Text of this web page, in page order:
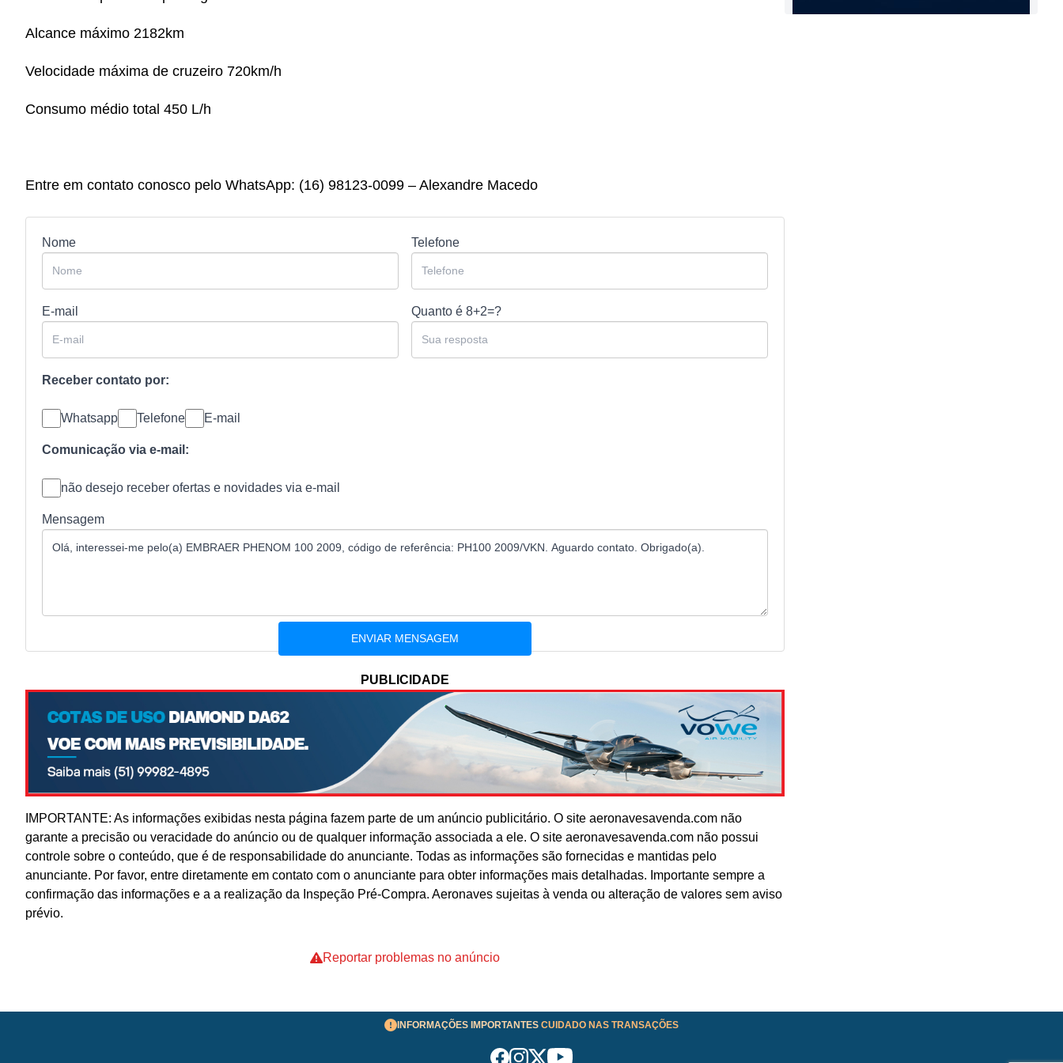
Alcance máximo 2182km
Velocidade máxima de cruzeiro 720km/h
Consumo médio total 450 L/h
Entre em contato conosco pelo WhatsApp: (16) 98123-0099 – Alexandre Macedo
Nome Telefone
E-mail Quanto é 8+2=?
Receber contato por:
Whatsapp Telefone E-mail
Comunicação via e-mail:
não desejo receber ofertas e novidades via e-mail
Mensagem
PUBLICIDADE
IMPORTANTE: As informações exibidas nesta página fazem parte de um anúncio publicitário. O site aeronavesavenda.com não
garante a precisão ou veracidade do anúncio ou de qualquer informação associada a ele. O site aeronavesavenda.com não possui
controle sobre o conteúdo, que é de responsabilidade do anunciante. Todas as informações são fornecidas e mantidas pelo
anunciante. Por favor, entre diretamente em contato com o anunciante para obter informações mais detalhadas. Importante sempre a
confirmação das informações e a a realização da Inspeção Pré-Compra. Aeronaves sujeitas à venda ou alteração de valores sem aviso
prévio.
Reportar problemas no anúncio
INFORMAÇÕES IMPORTANTES CUIDADO NAS TRANSAÇÕES